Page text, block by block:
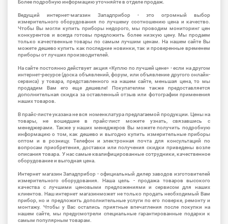
Более подробную информацию уточняйте в отделе продаж.
Ведущий интернет-магазин Западприбор - это огромный выбор
измерительного оборудования по лучшему соотношению цена и качество.
Чтобы Вы могли купить приборы недорого, мы проводим мониторинг цен
конкурентов и всегда готовы предложить более низкую цену. Мы продаем
только качественные товары по самым лучшим ценам. На нашем сайте Вы
можете дешево купить как последние новинки, так и проверенные временем
приборы от лучших производителей.
На сайте постоянно действует акция «Куплю по лучшей цене» - если на другом
интернет-ресурсе (доска объявлений, форум, или объявление другого онлайн-
сервиса) у товара, представленного на нашем сайте, меньшая цена, то мы
продадим Вам его еще дешевле! Покупателям также предоставляется
дополнительная скидка за оставленный отзыв или фотографии применения
наших товаров.
В прайс-листе указана не вся номенклатура предлагаемой продукции. Цены на
товары, не вошедшие в прайс-лист можете узнать, связавшись с
менеджерами. Также у наших менеджеров Вы можете получить подробную
информацию о том, как дешево и выгодно купить измерительные приборы
оптом и в розницу. Телефон и электронная почта для консультаций по
вопросам приобретения, доставки или получения скидки приведены возле
описания товара. У нас самые квалифицированные сотрудники, качественное
оборудование и выгодная цена.
Интернет магазин Западприбор - официальный дилер заводов изготовителей
измерительного оборудования. Наша цель - продажа товаров высокого
качества с лучшими ценовыми предложениями и сервисом для наших
клиентов. Наш интернет магазинможет не только продать необходимый Вам
прибор, но и предложить дополнительные услуги по его поверке, ремонту и
монтажу. Чтобы у Вас остались приятные впечатления после покупки на
нашем сайте, мы предусмотрели специальные гарантированные подарки к
самым популярным товарам.